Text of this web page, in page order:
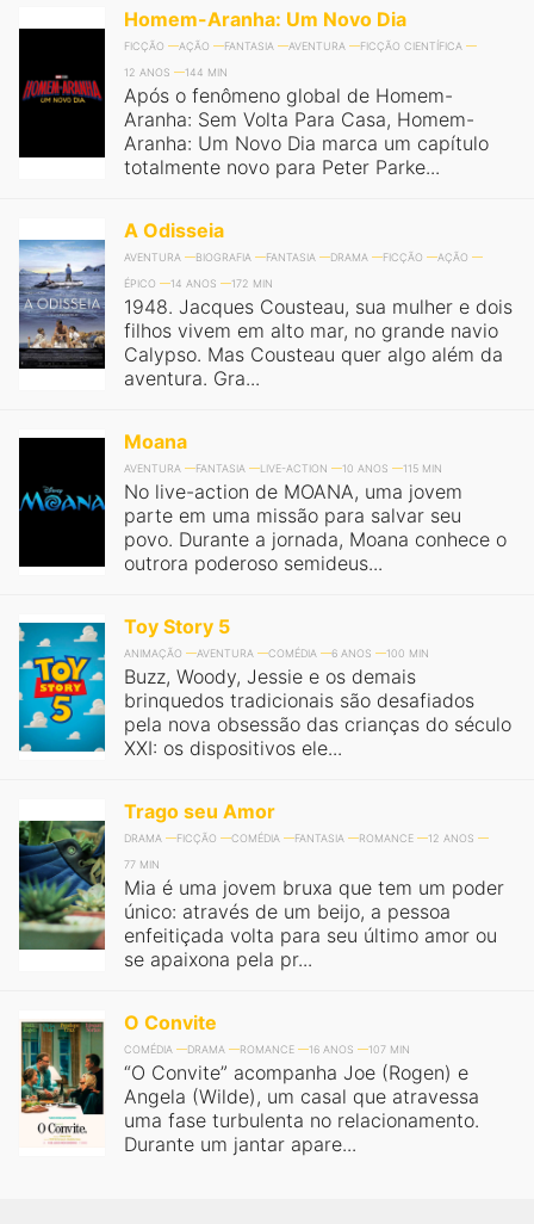
Homem-Aranha: Um Novo Dia
FICÇÃO AÇÃO FANTASIA AVENTURA
FICÇÃO CIENTÍFICA
12 ANOS
144 MIN
Após o fenômeno global de Homem-
Aranha: Sem Volta Para Casa, Homem-
Aranha: Um Novo Dia marca um capítulo
totalmente novo para Peter Parke...
A Odisseia
AVENTURA BIOGRAFIA FANTASIA DRAMA FICÇÃO
AÇÃO
ÉPICO
14 ANOS 172 MIN
1948. Jacques Cousteau, sua mulher e dois
filhos vivem em alto mar, no grande navio
Calypso. Mas Cousteau quer algo além da
aventura. Gra...
Moana
AVENTURA FANTASIA LIVE-ACTION 10 ANOS 115 MIN
No live-action de MOANA, uma jovem
parte em uma missão para salvar seu
povo. Durante a jornada, Moana conhece o
outrora poderoso semideus...
Toy Story 5
ANIMAÇÃO AVENTURA COMÉDIA 6 ANOS 100 MIN
Buzz, Woody, Jessie e os demais
brinquedos tradicionais são desafiados
pela nova obsessão das crianças do século
XXI: os dispositivos ele...
Trago seu Amor
DRAMA FICÇÃO COMÉDIA FANTASIA ROMANCE
12 ANOS
77 MIN
Mia é uma jovem bruxa que tem um poder
único: através de um beijo, a pessoa
enfeitiçada volta para seu último amor ou
se apaixona pela pr...
O Convite
COMÉDIA DRAMA ROMANCE 16 ANOS 107 MIN
“O Convite” acompanha Joe (Rogen) e
Angela (Wilde), um casal que atravessa
uma fase turbulenta no relacionamento.
Durante um jantar apare...